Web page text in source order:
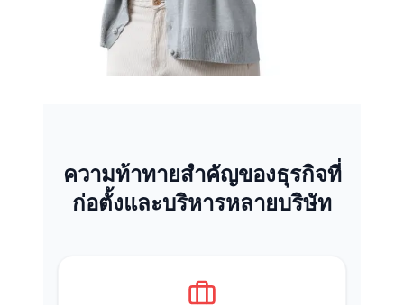
ความท้าทายสำคัญของธุรกิจที่
ก่อตั้งและบริหารหลายบริษัท